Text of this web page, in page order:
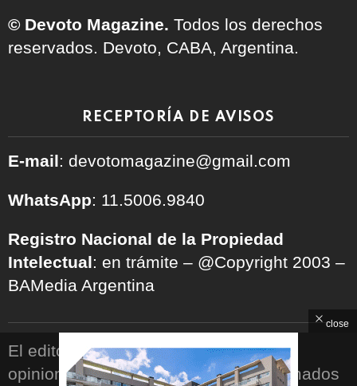
© Devoto Magazine. Todos los derechos
reservados. Devoto, CABA, Argentina.
RECEPTORÍA DE AVISOS
E-mail: devotomagazine@gmail.com
WhatsApp: 11.5006.9840
Registro Nacional de la Propiedad
Intelectual: en trámite – @Copyright 2003 –
BAMedia Argentina
El editor no se responsabiliza por las
opiniones vertidas en los artículos firmados
close